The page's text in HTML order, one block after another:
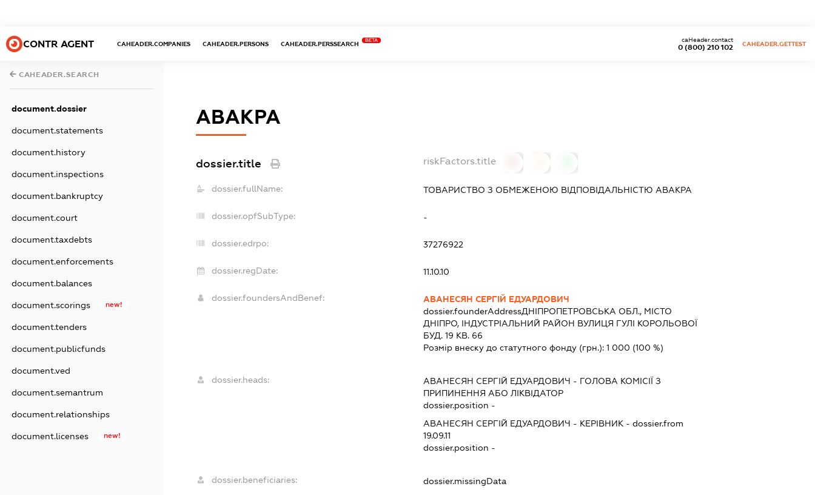
CONTR AGENT CAHEADER.COMPANIES CAHEADER.PERSONS CAHEADER.PERSSEARCH
BETA
0 (800) 210 102
caHeader.contact
CAHEADER.GETTEST
CAHEADER.SEARCH
document.dossier
document.statements
document.history
document.inspections
document.bankruptcy
document.court
document.taxdebts
document.enforcements
document.balances
document.scorings new!
document.tenders
document.publicfunds
document.ved
document.semantrum
document.relationships
document.licenses new!
АВАКРА
dossier.title riskFactors.title
dossier.fullName: ТОВАРИСТВО З ОБМЕЖЕНОЮ ВІДПОВІДАЛЬНІСТЮ АВАКРА
dossier.opfSubType: -
dossier.edrpo: 37276922
dossier.regDate: 11.10.10
dossier.foundersAndBenef:
АВАНЕСЯН СЕРГІЙ ЕДУАРДОВИЧ
dossier.founderAddressДНІПРОПЕТРОВСЬКА ОБЛ., МІСТО
ДНІПРО, ІНДУСТРІАЛЬНИЙ РАЙОН ВУЛИЦЯ ГУЛІ КОРОЛЬОВОЇ
БУД. 19 КВ. 66
Розмір внеску до статутного фонду (грн.): 1 000 (100 %)
dossier.heads: АВАНЕСЯН СЕРГІЙ ЕДУАРДОВИЧ - ГОЛОВА КОМІСІЇ З
ПРИПИНЕННЯ АБО ЛІКВІДАТОР
dossier.position -
АВАНЕСЯН СЕРГІЙ ЕДУАРДОВИЧ - КЕРІВНИК - dossier.from
19.09.11
dossier.position -
dossier.beneficiaries: dossier.missingData